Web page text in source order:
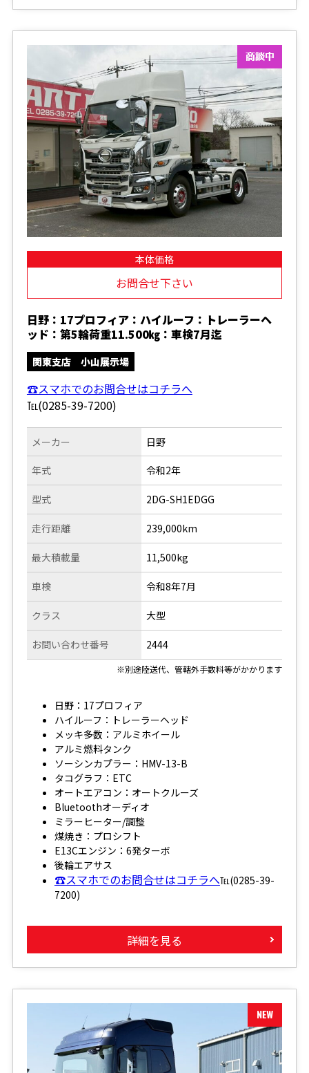
本体価格
お問合せ下さい
日野：17プロフィア：ハイルーフ：トレーラーヘ
ッド：第5輪荷重11.500㎏：車検7月迄
関東支店 小山展示場
☎スマホでのお問合せはコチラへ
℡(0285-39-7200)
メーカー
年式
型式
走行距離
日野
令和2年
2DG-SH1EDGG
239,000km
最大積載量
車検
クラス
お問い合わせ番号
11,500kg
令和8年7月
大型
2444
※別途陸送代、管轄外手数料等がかかります
日野：17プロフィア
ハイルーフ：トレーラーヘッド
メッキ多数：アルミホイール
アルミ燃料タンク
ソーシンカプラー：HMV-13-B
タコグラフ：ETC
オートエアコン：オートクルーズ
Bluetoothオーディオ
ミラーヒーター/調整
煤焼き：プロシフト
E13Cエンジン：6発ターボ
後輪エアサス
☎スマホでのお問合せはコチラへ℡(0285-39-
7200)
詳細を見る